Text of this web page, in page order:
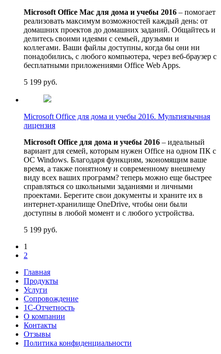
Microsoft Office Mac для дома и учебы 2016 – помогает
реализовать максимум возможностей каждый день: от
домашних проектов до домашних заданий. Общайтесь и
делитесь своими идеями с семьей, друзьями и
коллегами. Ваши файлы доступны, когда бы они ни
понадобились, с любого компьютера, через веб-браузер с
бесплатными приложениями Office Web Apps.
5 199 руб.
Microsoft Office для дома и учебы 2016. Мультиязычная
лицензия
Microsoft Office для дома и учебы 2016 – идеальный
вариант для семей, которым нужен Office на одном ПК с
ОС Windows. Благодаря функциям, экономящим ваше
время, а также понятному и современному внешнему
виду всех ваших программ? теперь можно еще быстрее
справляться со школьными заданиями и личными
проектами. Берегите свои документы и храните их в
интернет-хранилище OneDrive, чтобы они были
доступны в любой момент и с любого устройства.
5 199 руб.
1
2
Главная
Продукты
Услуги
Сопровождение
1С-Отчетность
О компании
Контакты
Отзывы
Политика конфиденциальности